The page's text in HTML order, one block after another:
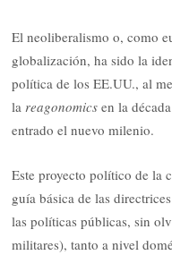
El neoliberalismo o, como
globalización, ha sido la
política de los EE.UU., al
la reagonomics en la
entrado el nuevo milenio.
Este proyecto político de la
guía básica de las
las políticas públicas, sin
militares), tanto a nivel